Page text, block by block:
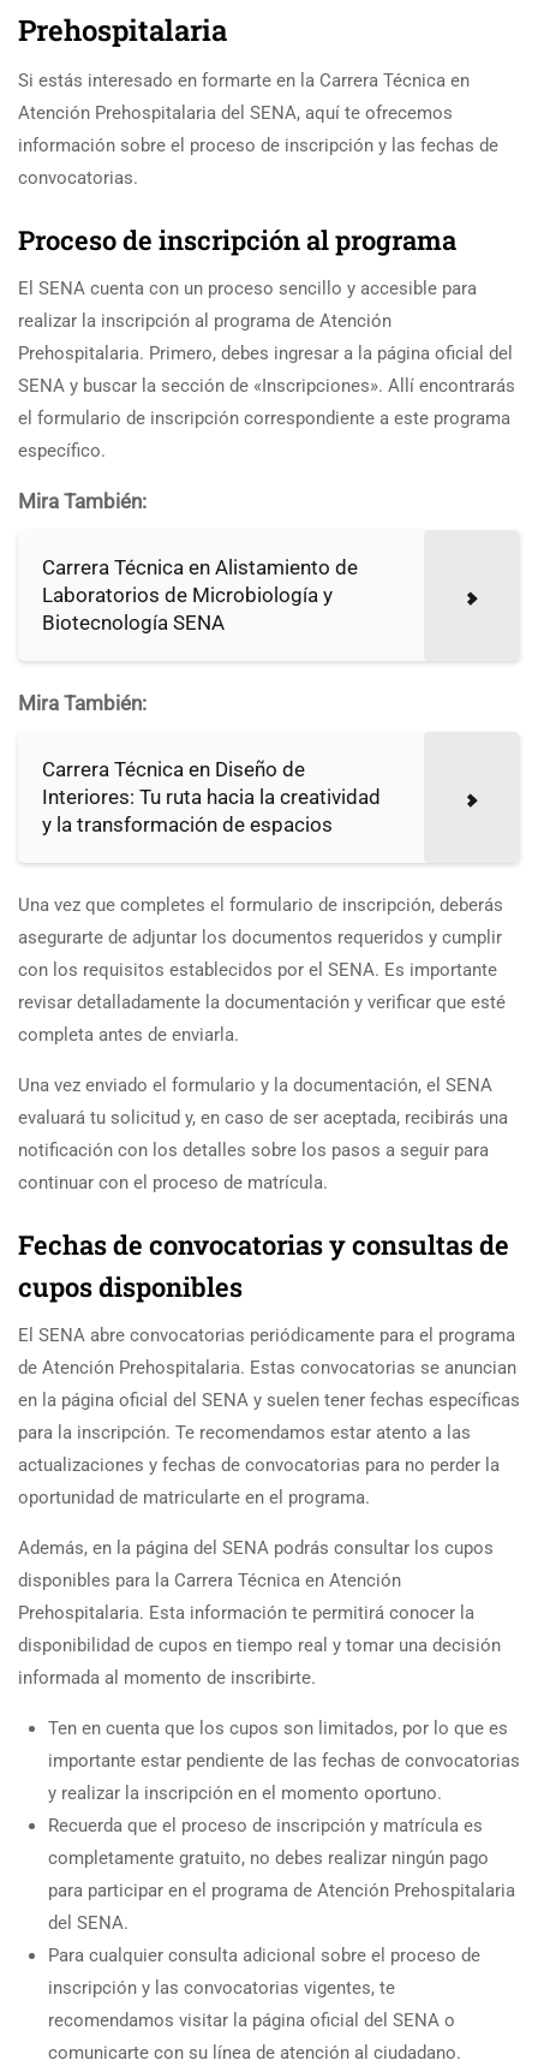
Prehospitalaria
Si estás interesado en formarte en la Carrera Técnica en
Atención Prehospitalaria del SENA, aquí te ofrecemos
información sobre el proceso de inscripción y las fechas de
convocatorias.
Proceso de inscripción al programa
El SENA cuenta con un proceso sencillo y accesible para
realizar la inscripción al programa de Atención
Prehospitalaria. Primero, debes ingresar a la página oficial del
SENA y buscar la sección de «Inscripciones». Allí encontrarás
el formulario de inscripción correspondiente a este programa
específico.
Mira También:
Carrera Técnica en Alistamiento de
Laboratorios de Microbiología y
Biotecnología SENA
Mira También:
Carrera Técnica en Diseño de
Interiores: Tu ruta hacia la creatividad
y la transformación de espacios
Una vez que completes el formulario de inscripción, deberás
asegurarte de adjuntar los documentos requeridos y cumplir
con los requisitos establecidos por el SENA. Es importante
revisar detalladamente la documentación y verificar que esté
completa antes de enviarla.
Una vez enviado el formulario y la documentación, el SENA
evaluará tu solicitud y, en caso de ser aceptada, recibirás una
notificación con los detalles sobre los pasos a seguir para
continuar con el proceso de matrícula.
Fechas de convocatorias y consultas de
cupos disponibles
El SENA abre convocatorias periódicamente para el programa
de Atención Prehospitalaria. Estas convocatorias se anuncian
en la página oficial del SENA y suelen tener fechas específicas
para la inscripción. Te recomendamos estar atento a las
actualizaciones y fechas de convocatorias para no perder la
oportunidad de matricularte en el programa.
Además, en la página del SENA podrás consultar los cupos
disponibles para la Carrera Técnica en Atención
Prehospitalaria. Esta información te permitirá conocer la
disponibilidad de cupos en tiempo real y tomar una decisión
informada al momento de inscribirte.
Ten en cuenta que los cupos son limitados, por lo que es
importante estar pendiente de las fechas de convocatorias
y realizar la inscripción en el momento oportuno.
Recuerda que el proceso de inscripción y matrícula es
completamente gratuito, no debes realizar ningún pago
para participar en el programa de Atención Prehospitalaria
del SENA.
Para cualquier consulta adicional sobre el proceso de
inscripción y las convocatorias vigentes, te
recomendamos visitar la página oficial del SENA o
comunicarte con su línea de atención al ciudadano.